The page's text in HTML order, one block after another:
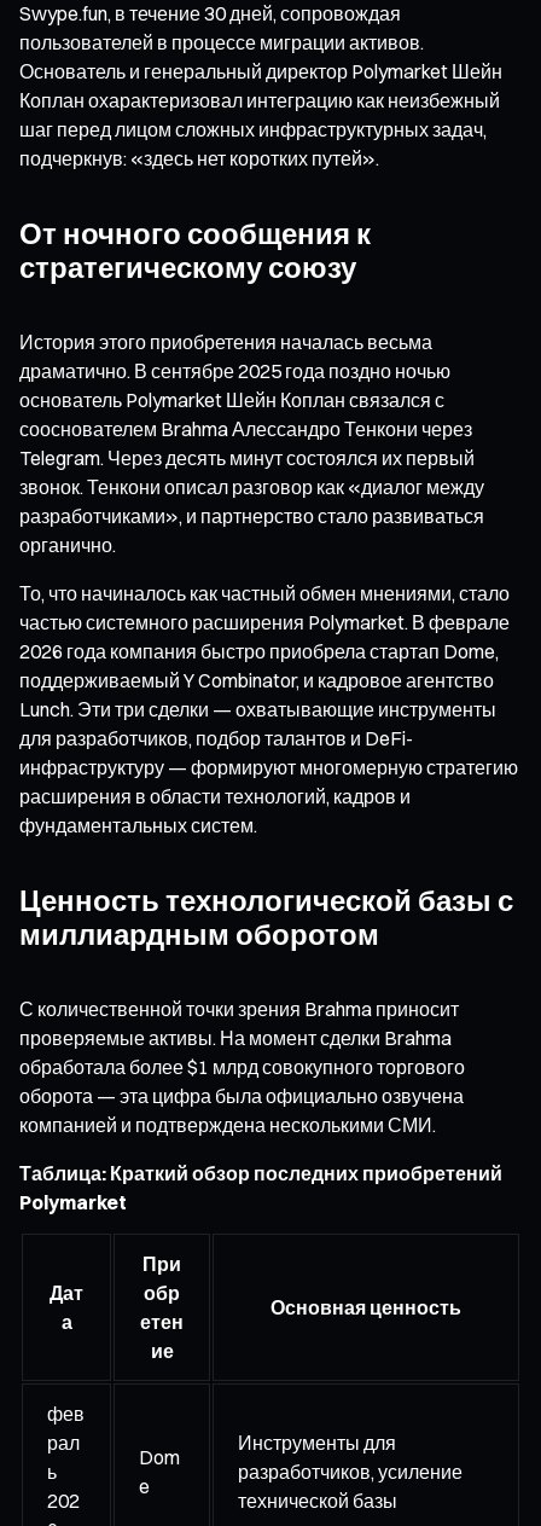
Swype.fun, в течение 30 дней, сопровождая
пользователей в процессе миграции активов.
Основатель и генеральный директор Polymarket Шейн
Коплан охарактеризовал интеграцию как неизбежный
шаг перед лицом сложных инфраструктурных задач,
подчеркнув: «здесь нет коротких путей».
От ночного сообщения к
стратегическому союзу
История этого приобретения началась весьма
драматично. В сентябре 2025 года поздно ночью
основатель Polymarket Шейн Коплан связался с
сооснователем Brahma Алессандро Тенкони через
Telegram. Через десять минут состоялся их первый
звонок. Тенкони описал разговор как «диалог между
разработчиками», и партнерство стало развиваться
органично.
То, что начиналось как частный обмен мнениями, стало
частью системного расширения Polymarket. В феврале
2026 года компания быстро приобрела стартап Dome,
поддерживаемый Y Combinator, и кадровое агентство
Lunch. Эти три сделки — охватывающие инструменты
для разработчиков, подбор талантов и DeFi-
инфраструктуру — формируют многомерную стратегию
расширения в области технологий, кадров и
фундаментальных систем.
Ценность технологической базы с
миллиардным оборотом
С количественной точки зрения Brahma приносит
проверяемые активы. На момент сделки Brahma
обработала более $1 млрд совокупного торгового
оборота — эта цифра была официально озвучена
компанией и подтверждена несколькими СМИ.
Таблица: Краткий обзор последних приобретений
Polymarket
Дат
а
При
обр
етен
ие
Основная ценность
фев
рал
ь
202
Dom
e
Инструменты для
разработчиков, усиление
технической базы